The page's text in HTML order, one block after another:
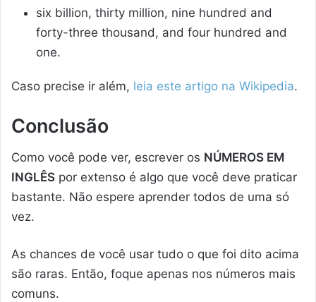
six billion, thirty million, nine hundred and
forty-three thousand, and four hundred and
one.
Caso precise ir além, leia este artigo na Wikipedia.
Conclusão
Como você pode ver, escrever os NÚMEROS EM
INGLÊS por extenso é algo que você deve praticar
bastante. Não espere aprender todos de uma só
vez.
As chances de você usar tudo o que foi dito acima
são raras. Então, foque apenas nos números mais
comuns.